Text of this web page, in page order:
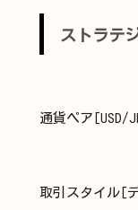
ストラテ
通貨ペア[USD/
取引スタイル[